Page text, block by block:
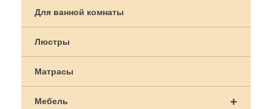
Для ванной комнаты
Люстры
Матрасы
+
Мебель